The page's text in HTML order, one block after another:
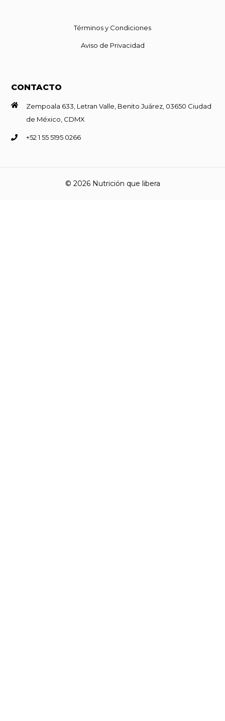
Términos y Condiciones
Aviso de Privacidad
CONTACTO
Zempoala 633, Letran Valle, Benito Juárez, 03650 Ciudad
de México, CDMX
+52 1 55 5195 0266
© 2026 Nutrición que libera